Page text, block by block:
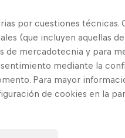
por cuestiones técnicas.
(que incluyen aquellas de
de mercadotecnia y para
mediante la
Para mayor
de cookies en la